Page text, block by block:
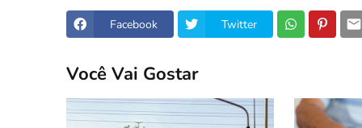
Facebook Twitter
Você Vai Gostar